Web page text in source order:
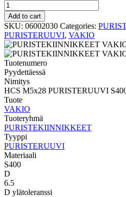
PURISTERUUVI
VAKIO
HCS
M5x28
PURISTERUUVI
S400
quantity
Add to cart
SKU: 06002030 Categories:
PURISTERUUVI, VAKIO
Tuotenumero
Pyydettäessä
Nimitys
HCS M5x28 PURISTERUUVI
Tuote
VAKIO
Tuoteryhmä
PURISTEKIINNIKKEET
Tyyppi
PURISTERUUVI
Materiaali
S400
D
6.5
D ylätoleranssi